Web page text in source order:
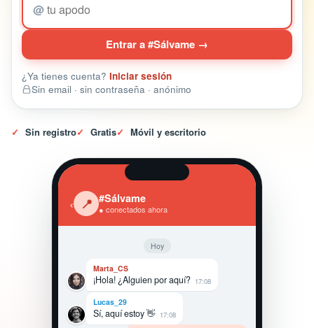
@
Entrar a #Sálvame →
¿Ya tienes cuenta? Iniciar sesión
Sin email · sin contraseña · anónimo
✓ Sin registro✓ Gratis✓ Móvil y escritorio
‹ 📍 #Sálvame
● conectados ahora
Hoy
Marta_CS
¡Hola! ¿Alguien por aquí? 17:08
Lucas_29
Sí, aquí estoy 👋 17:08